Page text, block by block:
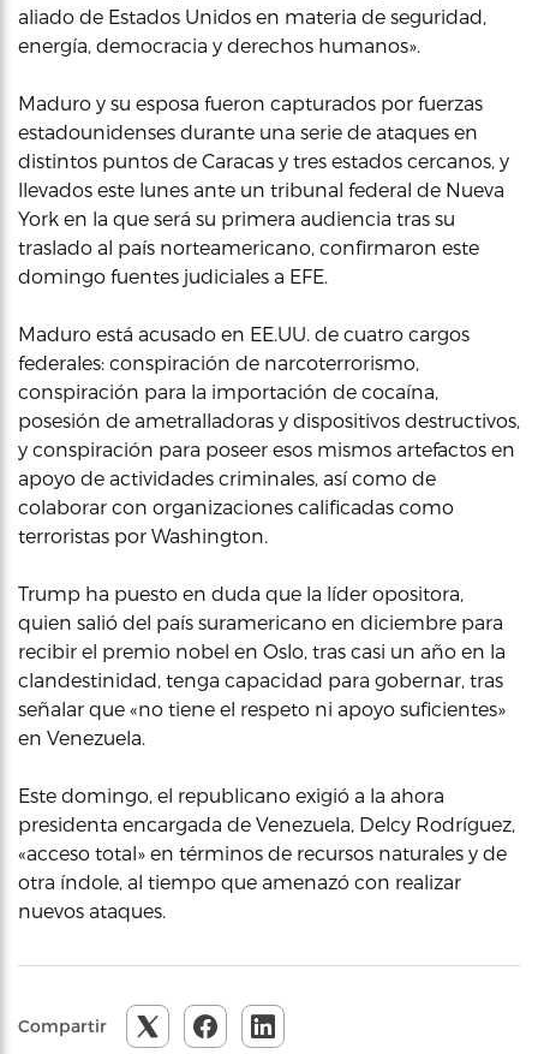
aliado de Estados Unidos en materia de seguridad,
energía, democracia y derechos humanos».
Maduro y su esposa fueron capturados por fuerzas
estadounidenses durante una serie de ataques en
distintos puntos de Caracas y tres estados cercanos, y
llevados este lunes ante un tribunal federal de Nueva
York en la que será su primera audiencia tras su
traslado al país norteamericano, confirmaron este
domingo fuentes judiciales a EFE.
Maduro está acusado en EE.UU. de cuatro cargos
federales: conspiración de narcoterrorismo,
conspiración para la importación de cocaína,
posesión de ametralladoras y dispositivos destructivos,
y conspiración para poseer esos mismos artefactos en
apoyo de actividades criminales, así como de
colaborar con organizaciones calificadas como
terroristas por Washington.
Trump ha puesto en duda que la líder opositora,
quien salió del país suramericano en diciembre para
recibir el premio nobel en Oslo, tras casi un año en la
clandestinidad, tenga capacidad para gobernar, tras
señalar que «no tiene el respeto ni apoyo suficientes»
en Venezuela.
Este domingo, el republicano exigió a la ahora
presidenta encargada de Venezuela, Delcy Rodríguez,
«acceso total» en términos de recursos naturales y de
otra índole, al tiempo que amenazó con realizar
nuevos ataques.
Compartir